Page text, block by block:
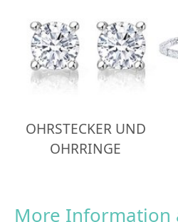
OHRSTECKER UND
OHRRINGE
More Information